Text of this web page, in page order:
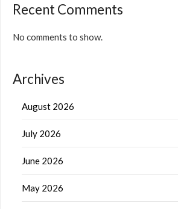
Recent Comments
No comments to show.
Archives
August 2026
July 2026
June 2026
May 2026